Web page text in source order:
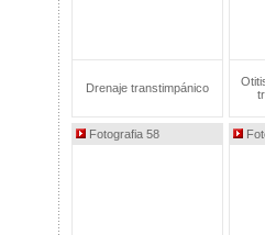
Drenaje transtimpánico
Fotografia 58